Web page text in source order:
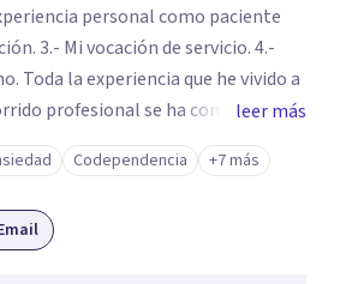
personal como paciente
3.- Mi vocación de servicio. 4.-
a
profesional se ha convertido en
y satisfactoria en mi, por la
de mis objetivos, que me han dado
y este es mi objetivo para mis
de compresión y
leer más
Codependencia +7 más